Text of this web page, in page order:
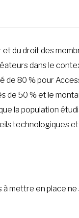
du droit des
dans le
80 % pour
de 50 % et le
la population
technologiques
à mettre en place